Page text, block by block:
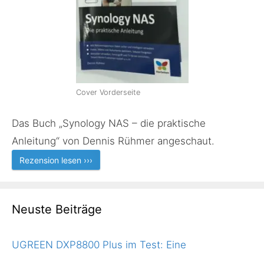
Cover Vorderseite
Das Buch „Synology NAS – die praktische
Anleitung“ von Dennis Rühmer angeschaut.
Rezension lesen ›››
Neuste Beiträge
UGREEN DXP8800 Plus im Test: Eine